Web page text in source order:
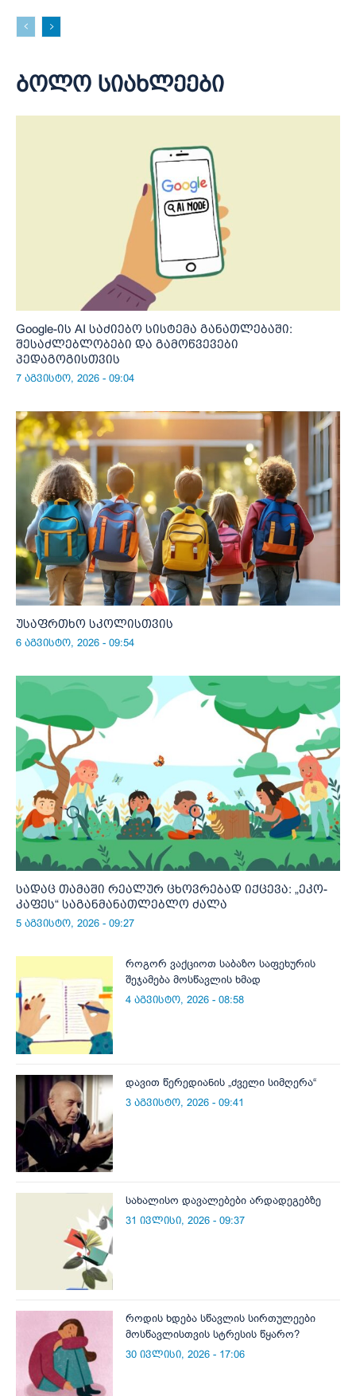
ბოლო სიახლეები
Google-ის AI საძიებო სისტემა განათლებაში:
შესაძლებლობები და გამოწვევები
პედაგოგისთვის
7 აგვისტო, 2026 - 09:04
უსაფრთხო სკოლისთვის
6 აგვისტო, 2026 - 09:54
სადაც თამაში რეალურ ცხოვრებად იქცევა: „ეკო-
კაფეს“ საგანმანათლებლო ძალა
5 აგვისტო, 2026 - 09:27
როგორ ვაქციოთ საბაზო საფეხურის
შეჯამება მოსწავლის ხმად
4 აგვისტო, 2026 - 08:58
დავით წერედიანის „ძველი სიმღერა“
3 აგვისტო, 2026 - 09:41
სახალისო დავალებები არდადეგებზე
31 ივლისი, 2026 - 09:37
როდის ხდება სწავლის სირთულეები
მოსწავლისთვის სტრესის წყარო?
30 ივლისი, 2026 - 17:06